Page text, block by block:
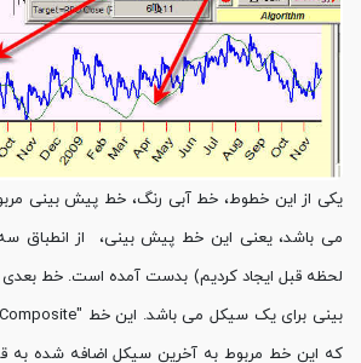
می باشد، یعنی این خط پیش بینی، از انطباق
لحظه قبل ایجاد کردیم) بدست آمده است. خط
که این خط مربوط به آخرین سیکل اضافه شده به